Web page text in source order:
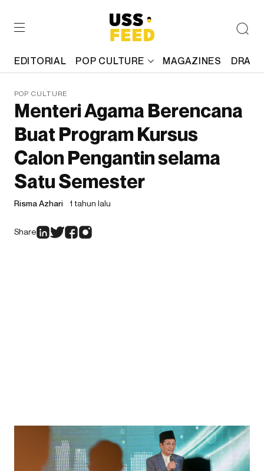
EDITORIAL POP CULTURE MAGAZINES
POP CULTURE
Menteri Agama Berencana
Buat Program Kursus
Calon Pengantin selama
Satu Semester
Risma Azhari 1 tahun lalu
Share